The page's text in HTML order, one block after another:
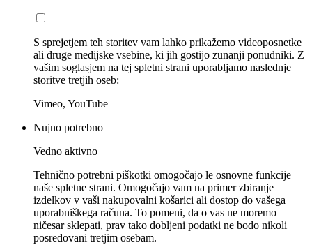
S sprejetjem teh storitev vam lahko prikažemo videoposnetke
ali druge medijske vsebine, ki jih gostijo zunanji ponudniki. Z
vašim soglasjem na tej spletni strani uporabljamo naslednje
storitve tretjih oseb:
Vimeo, YouTube
Nujno potrebno
Vedno aktivno
Tehnično potrebni piškotki omogočajo le osnovne funkcije
naše spletne strani. Omogočajo vam na primer zbiranje
izdelkov v vaši nakupovalni košarici ali dostop do vašega
uporabniškega računa. To pomeni, da o vas ne moremo
ničesar sklepati, prav tako dobljeni podatki ne bodo nikoli
posredovani tretjim osebam.